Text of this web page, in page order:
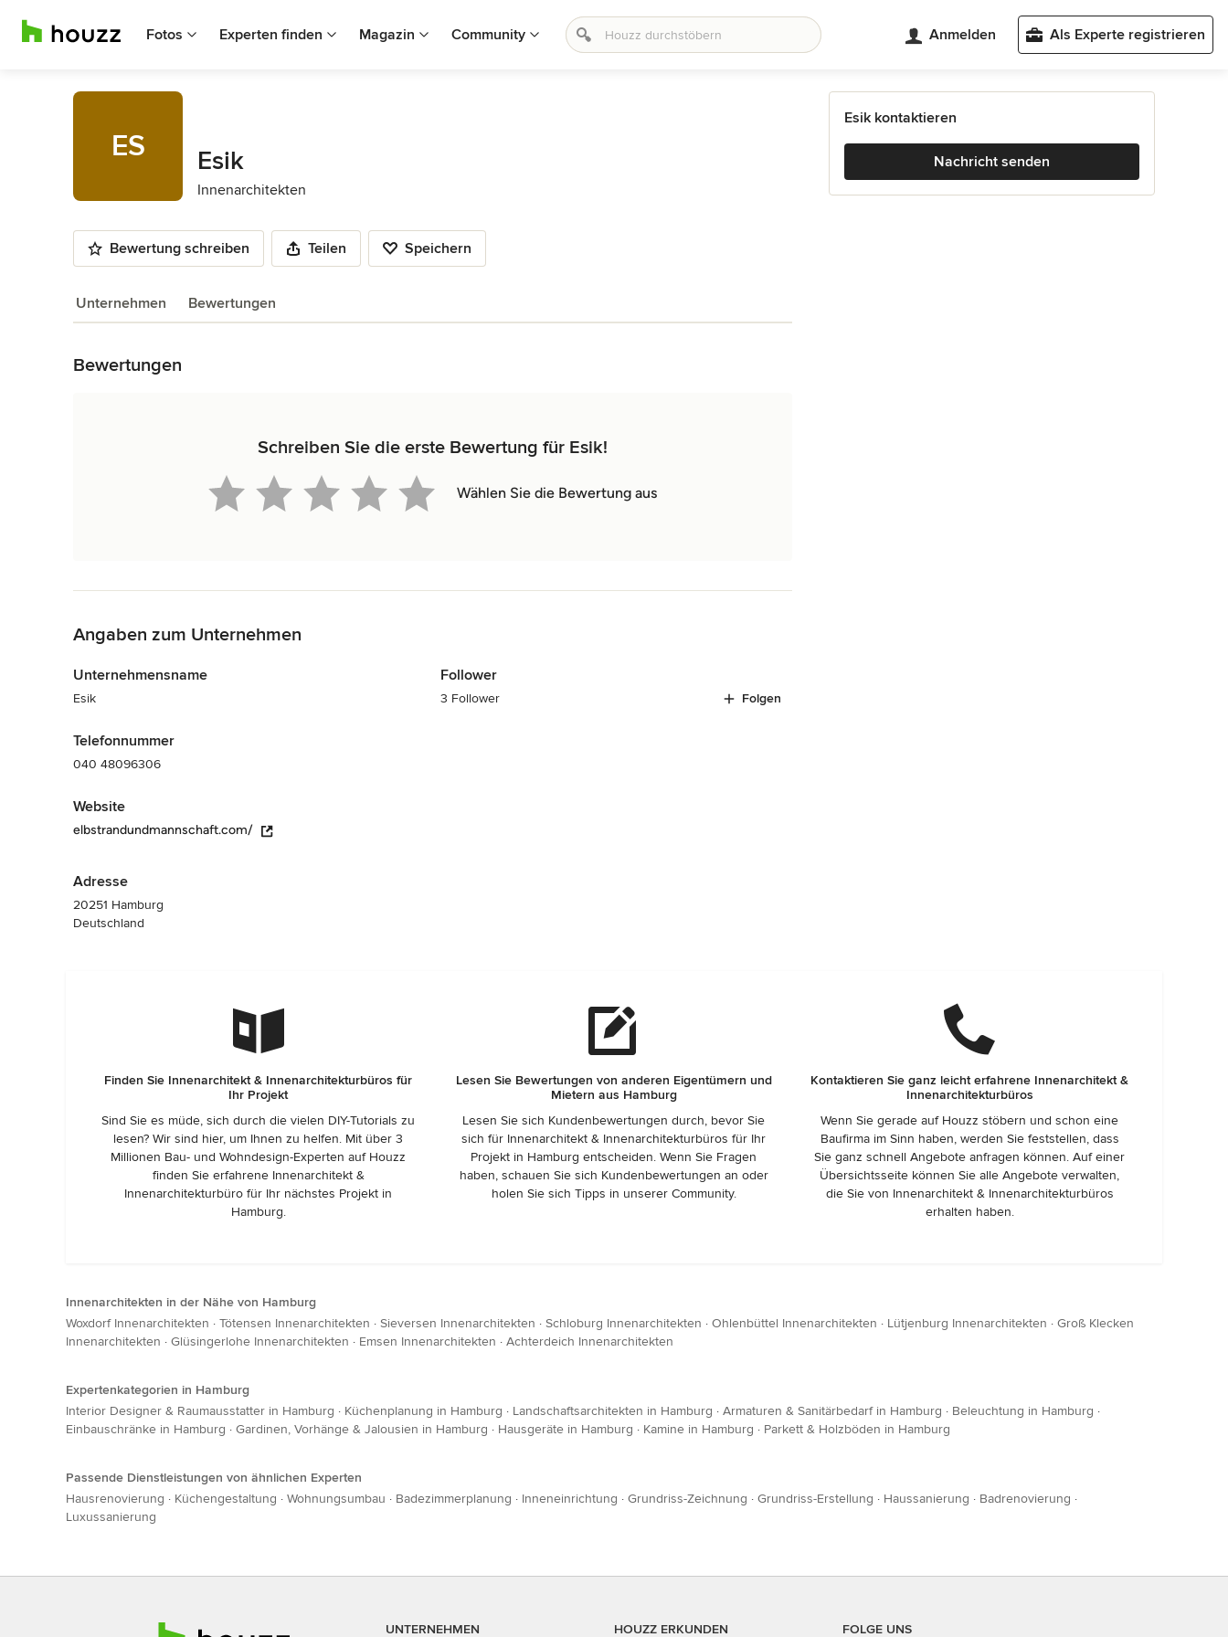
Fotos Experten finden Magazin Community Anmelden Als Experte registrieren
ES Esik
Innenarchitekten
Bewertung schreiben Teilen Speichern
Unternehmen Bewertungen
Bewertungen
Schreiben Sie die erste Bewertung für Esik!
Wählen Sie die Bewertung aus
Angaben zum Unternehmen
Unternehmensname
Esik
Telefonnummer
040 48096306
Website
elbstrandundmannschaft.com/
Adresse
20251 Hamburg
Deutschland
Follower
3 Follower Folgen
Esik kontaktieren
Nachricht senden
Finden Sie Innenarchitekt & Innenarchitekturbüros für
Ihr Projekt
Sind Sie es müde, sich durch die vielen DIY-Tutorials zu
lesen? Wir sind hier, um Ihnen zu helfen. Mit über 3
Millionen Bau- und Wohndesign-Experten auf Houzz
finden Sie erfahrene Innenarchitekt &
Innenarchitekturbüro für Ihr nächstes Projekt in
Hamburg.
Lesen Sie Bewertungen von anderen Eigentümern und
Mietern aus Hamburg
Lesen Sie sich Kundenbewertungen durch, bevor Sie
sich für Innenarchitekt & Innenarchitekturbüros für Ihr
Projekt in Hamburg entscheiden. Wenn Sie Fragen
haben, schauen Sie sich Kundenbewertungen an oder
holen Sie sich Tipps in unserer Community.
Kontaktieren Sie ganz leicht erfahrene Innenarchitekt &
Innenarchitekturbüros
Wenn Sie gerade auf Houzz stöbern und schon eine
Baufirma im Sinn haben, werden Sie feststellen, dass
Sie ganz schnell Angebote anfragen können. Auf einer
Übersichtsseite können Sie alle Angebote verwalten,
die Sie von Innenarchitekt & Innenarchitekturbüros
erhalten haben.
Innenarchitekten in der Nähe von Hamburg
Woxdorf Innenarchitekten · Tötensen Innenarchitekten · Sieversen Innenarchitekten · Schloburg Innenarchitekten · Ohlenbüttel Innenarchitekten · Lütjenburg Innenarchitekten · Groß Klecken
Innenarchitekten · Glüsingerlohe Innenarchitekten · Emsen Innenarchitekten · Achterdeich Innenarchitekten
Expertenkategorien in Hamburg
Interior Designer & Raumausstatter in Hamburg · Küchenplanung in Hamburg · Landschaftsarchitekten in Hamburg · Armaturen & Sanitärbedarf in Hamburg · Beleuchtung in Hamburg ·
Einbauschränke in Hamburg · Gardinen, Vorhänge & Jalousien in Hamburg · Hausgeräte in Hamburg · Kamine in Hamburg · Parkett & Holzböden in Hamburg
Passende Dienstleistungen von ähnlichen Experten
Hausrenovierung · Küchengestaltung · Wohnungsumbau · Badezimmerplanung · Inneneinrichtung · Grundriss-Zeichnung · Grundriss-Erstellung · Haussanierung · Badrenovierung ·
Luxussanierung
UNTERNEHMEN HOUZZ ERKUNDEN FOLGE UNS